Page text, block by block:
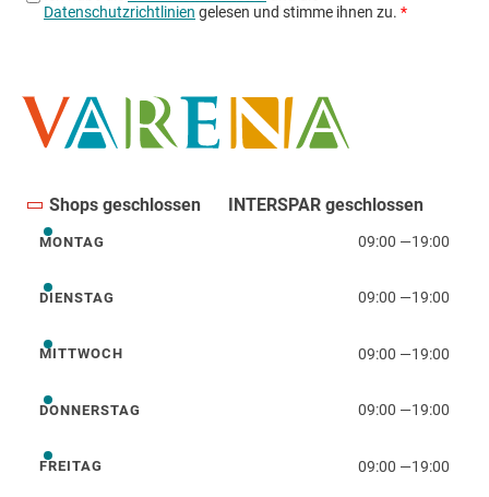
Shops geschlossen INTERSPAR geschlossen
Montag
MONTAG 09:00 —19:00
Dienstag
DIENSTAG 09:00 —19:00
Mittwoch
MITTWOCH 09:00 —19:00
Donnerstag
DONNERSTAG 09:00 —19:00
Freitag
FREITAG 09:00 —19:00